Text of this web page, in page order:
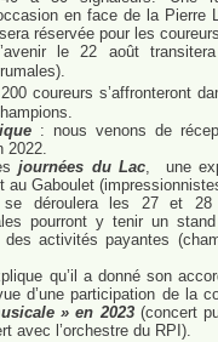
en face de la Pierre
réservée pour les coureurs.
le 22 août
coureurs s’affronteront
: nous venons de
2022.
journées du Lac,
une
au Gaboulet
se déroulera les 27 et 28
pourront y tenir un
activités payantes
qu’il a donné son
d’une participation de la
» en 2023(concert
avec l’orchestre du RPI).